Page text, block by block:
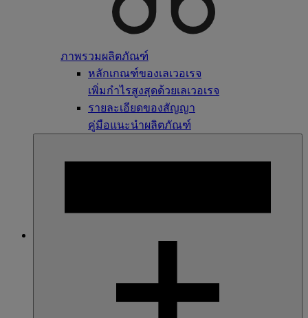
ภาพรวมผลิตภัณฑ์
หลักเกณฑ์ของเลเวอเรจ
เพิ่มกำไรสูงสุดด้วยเลเวอเรจ
รายละเอียดของสัญญา
คู่มือแนะนำผลิตภัณฑ์